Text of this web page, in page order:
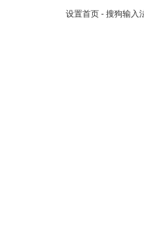
设置首页 - 搜狗输入